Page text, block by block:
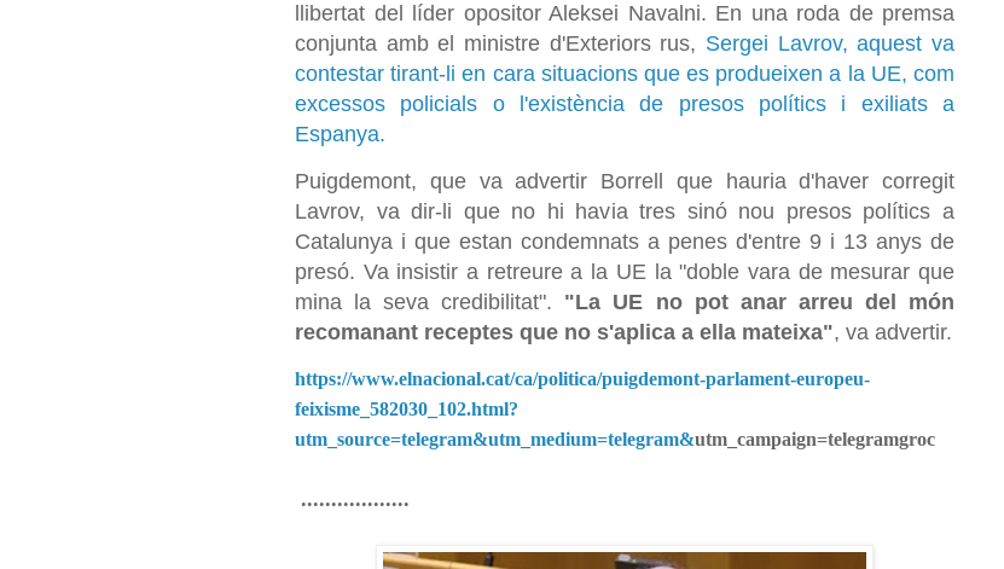
llibertat del líder opositor Aleksei Navalni. En una roda de premsa
conjunta amb el ministre d'Exteriors rus, Sergei Lavrov, aquest va
contestar tirant-li en cara situacions que es produeixen a la UE, com
excessos policials o l'existència de presos polítics i exiliats a
Espanya.
Puigdemont, que va advertir Borrell que hauria d'haver corregit
Lavrov, va dir-li que no hi havia tres sinó nou presos polítics a
Catalunya i que estan condemnats a penes d'entre 9 i 13 anys de
presó. Va insistir a retreure a la UE la "doble vara de mesurar que
mina la seva credibilitat". "La UE no pot anar arreu del món
recomanant receptes que no s'aplica a ella mateixa", va advertir.
https://www.elnacional.cat/ca/politica/puigdemont-parlament-europeu-
feixisme_582030_102.html?
utm_source=telegram&utm_medium=telegram&utm_campaign=telegramgroc
..................